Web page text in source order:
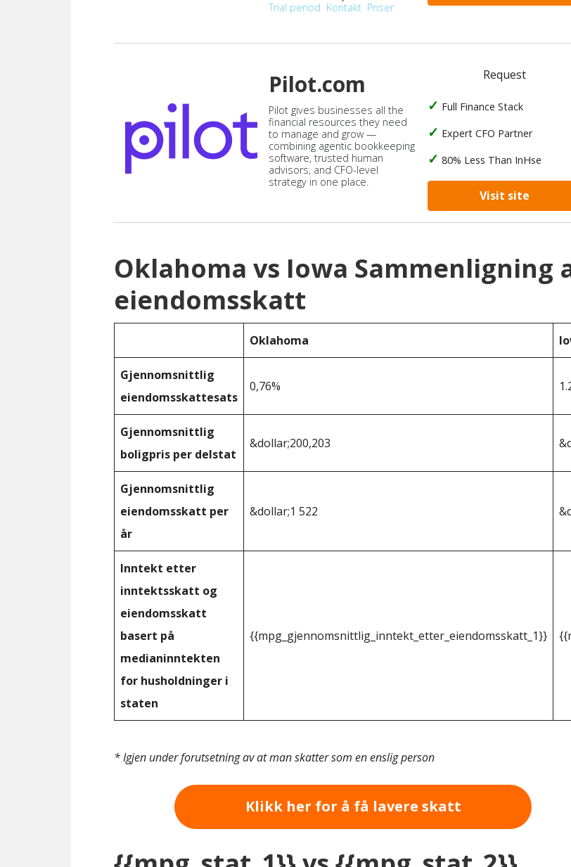
Trial period Kontakt Priser
Pilot.com
Pilot gives businesses all the
financial resources they need
to manage and grow —
combining agentic bookkeeping
software, trusted human
advisors, and CFO-level
strategy in one place.
Request
Full Finance Stack
Expert CFO Partner
80% Less Than InHse
Visit site
Oklahoma vs Iowa Sammenligning
eiendomsskatt
Oklahoma
Gjennomsnittlig
eiendomsskattesats
0,76%
Gjennomsnittlig
boligpris per delstat
&dollar;200,203
Gjennomsnittlig
eiendomsskatt per
år
&dollar;1 522
Inntekt etter
inntektsskatt og
eiendomsskatt
basert på
medianinntekten
for husholdninger i
staten
{{mpg_gjennomsnittlig_inntekt_etter_eiendomsskatt_1}}
* Igjen under forutsetning av at man skatter som en enslig person
Klikk her for å få lavere skatt